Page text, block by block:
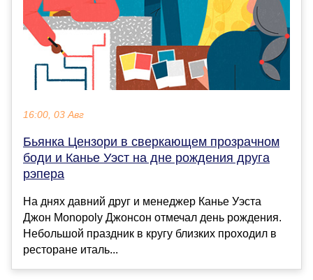
16:00, 03 Авг
Бьянка Цензори в сверкающем прозрачном
боди и Канье Уэст на дне рождения друга
рэпера
На днях давний друг и менеджер Канье Уэста
Джон Monopoly Джонсон отмечал день рождения.
Небольшой праздник в кругу близких проходил в
ресторане италь...